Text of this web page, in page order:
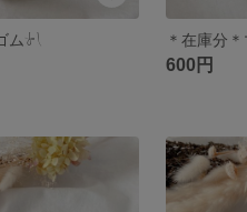
ム‎‪𓍯
600円